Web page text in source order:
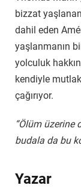
bizzat
dahil eden
yaşlanmanın
yolculuk
kendiyle
çağırıyor.
“Ölüm üzerine
budala da bu
Yazar